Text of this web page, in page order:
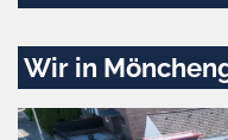
Wir in